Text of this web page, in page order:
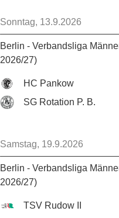
Sonntag, 13.9.2026
Berlin - Verbandsliga
2026/27)
HC Pankow
SG Rotation P. B.
Samstag, 19.9.2026
Berlin - Verbandsliga
2026/27)
TSV Rudow II